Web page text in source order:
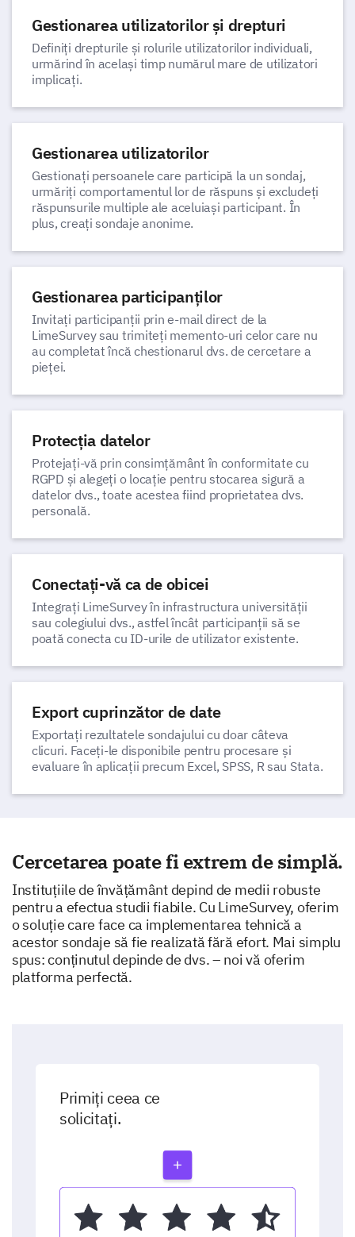
Gestionarea utilizatorilor și drepturi
Definiți drepturile și rolurile utilizatorilor individuali,
urmărind în același timp numărul mare de utilizatori
implicați.
Gestionarea utilizatorilor
Gestionați persoanele care participă la un sondaj,
urmăriți comportamentul lor de răspuns și excludeți
răspunsurile multiple ale aceluiași participant. În
plus, creați sondaje anonime.
Gestionarea participanților
Invitați participanții prin e-mail direct de la
LimeSurvey sau trimiteți memento-uri celor care nu
au completat încă chestionarul dvs. de cercetare a
pieței.
Protecția datelor
Protejați-vă prin consimțământ în conformitate cu
RGPD și alegeți o locație pentru stocarea sigură a
datelor dvs., toate acestea fiind proprietatea dvs.
personală.
Conectați-vă ca de obicei
Integrați LimeSurvey în infrastructura universității
sau colegiului dvs., astfel încât participanții să se
poată conecta cu ID-urile de utilizator existente.
Export cuprinzător de date
Exportați rezultatele sondajului cu doar câteva
clicuri. Faceți-le disponibile pentru procesare și
evaluare în aplicații precum Excel, SPSS, R sau Stata.
Cercetarea poate fi extrem de simplă.
Instituțiile de învățământ depind de medii robuste
pentru a efectua studii fiabile. Cu LimeSurvey, oferim
o soluție care face ca implementarea tehnică a
acestor sondaje să fie realizată fără efort. Mai simplu
spus: conținutul depinde de dvs. – noi vă oferim
platforma perfectă.
Primiți ceea ce
solicitați.